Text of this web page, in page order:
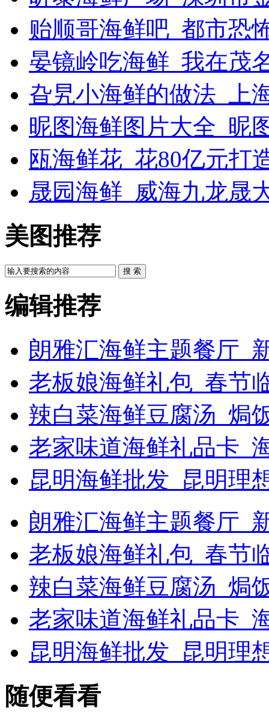
贻顺哥海鲜吧_都市恐
晏镜岭吃海鲜_我在茂
旮旯小海鲜的做法_上
昵图海鲜图片大全_昵
瓯海鲜花_花80亿元打
晟园海鲜_威海九龙晟
美图推荐
搜 索
编辑推荐
朗雅汇海鲜主题餐厅_
老板娘海鲜礼包_春节
辣白菜海鲜豆腐汤_焗
老家味道海鲜礼品卡_
昆明海鲜批发_昆明理
朗雅汇海鲜主题餐厅_
老板娘海鲜礼包_春节
辣白菜海鲜豆腐汤_焗
老家味道海鲜礼品卡_
昆明海鲜批发_昆明理
随便看看